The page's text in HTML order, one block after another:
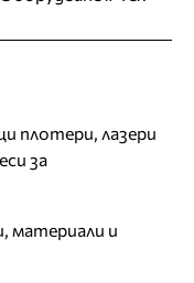
плотери, лазери
за
материали и